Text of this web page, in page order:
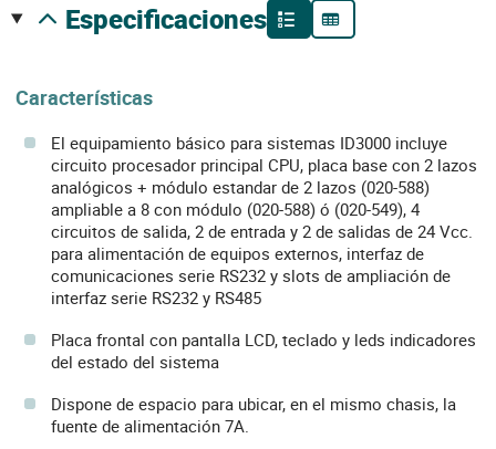
especificaciones
Características
El equipamiento básico para sistemas ID3000 incluye
circuito procesador principal CPU, placa base con 2 lazos
analógicos + módulo estandar de 2 lazos (020-588)
ampliable a 8 con módulo (020-588) ó (020-549), 4
circuitos de salida, 2 de entrada y 2 de salidas de 24 Vcc.
para alimentación de equipos externos, interfaz de
comunicaciones serie RS232 y slots de ampliación de
interfaz serie RS232 y RS485
Placa frontal con pantalla LCD, teclado y leds indicadores
del estado del sistema
Dispone de espacio para ubicar, en el mismo chasis, la
fuente de alimentación 7A.